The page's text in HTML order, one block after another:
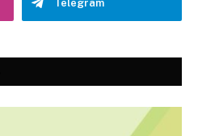
Telegram